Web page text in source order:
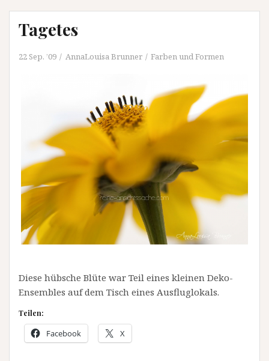
Tagetes
22 Sep. ’09 AnnaLouisa Brunner Farben und Formen
Diese hübsche Blüte war Teil eines kleinen Deko-
Ensembles auf dem Tisch eines Ausfluglokals.
Teilen:
Facebook X